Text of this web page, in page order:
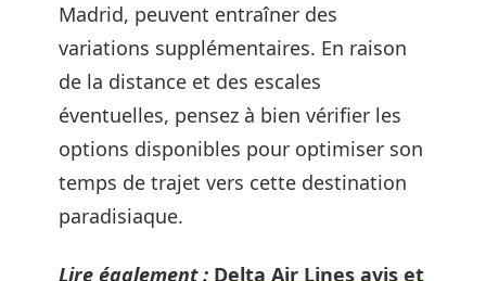
Madrid, peuvent entraîner des
variations supplémentaires. En raison
de la distance et des escales
éventuelles, pensez à bien vérifier les
options disponibles pour optimiser son
temps de trajet vers cette destination
paradisiaque.
Lire également : Delta Air Lines avis et